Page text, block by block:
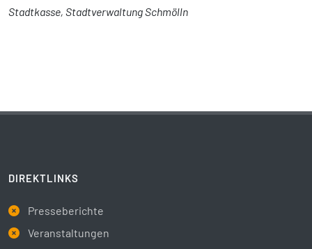
Stadtkasse, Stadtverwaltung Schmölln
DIREKTLINKS
Presseberichte
Veranstaltungen